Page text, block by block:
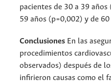
pacientes de 30 a 39
59 años (p=0,002) y de
Conclusiones En las
procedimientos
observados) después de
infirieron causas como el